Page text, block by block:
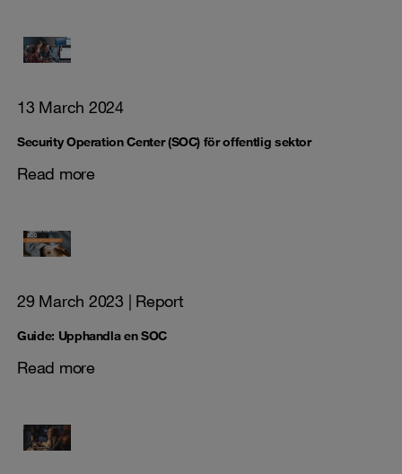
13 March 2024
Security Operation Center (SOC) för offentlig sektor
Read more
29 March 2023 | Report
Guide: Upphandla en SOC
Read more